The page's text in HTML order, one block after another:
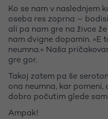
Ko se nam v naslednjem
oseba res zoprna –
ali pa nam gre na živce
nam dvigne dopamin. »E
neumna.« Naša
gre gor.
Takoj zatem pa še
ona neumna, kar
dobro počutim glede
Ampak!